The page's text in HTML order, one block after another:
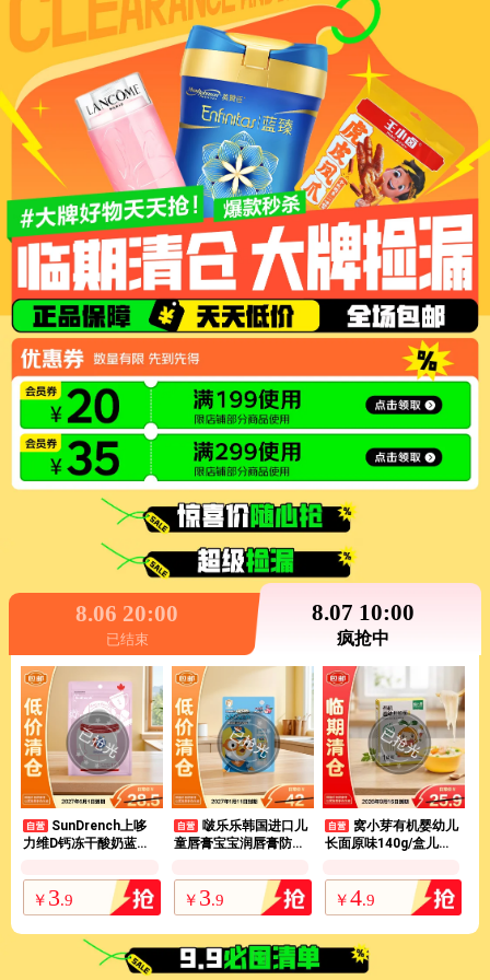
8.06 20:00
已结束
8.07 10:00
疯抢中
￥ 3.9
SunDrench上哆
力维D钙冻干酸奶蓝莓1
吞咽【临期清仓】
￥ 3.9
啵乐乐韩国进口儿
童唇膏宝宝润唇膏防裂
期清仓】
￥4.9
窝小芽有机婴幼儿
长面原味140g/盒儿童
线辅食面7m+